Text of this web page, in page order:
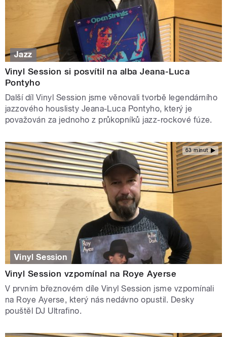
Jazz
Vinyl Session si posvítil na alba Jeana-Luca
Pontyho
Další díl Vinyl Session jsme věnovali tvorbě legendárního
jazzového houslisty Jeana-Luca Pontyho, který je
považován za jednoho z průkopníků jazz-rockové fúze.
63 minut
Vinyl Session
Vinyl Session vzpomínal na Roye Ayerse
V prvním březnovém díle Vinyl Session jsme vzpomínali
na Roye Ayerse, který nás nedávno opustil. Desky
pouštěl DJ Ultrafino.